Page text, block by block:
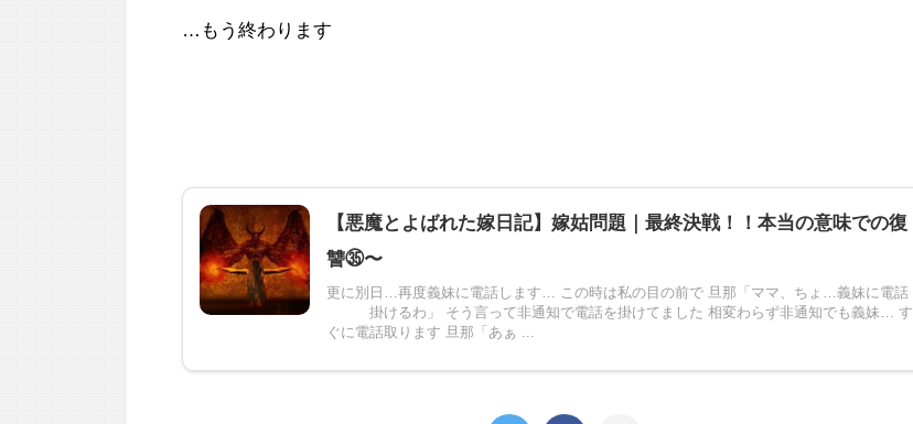
…もう終わります
【悪魔とよばれた嫁日記】嫁姑問題｜最終決戦！！本当の意味での復
讐㉟〜
更に別日…再度義妹に電話します… この時は私の目の前で 旦那「ママ、ちょ…義妹に電話
掛けるわ」 そう言って非通知で電話を掛けてました 相変わらず非通知でも義妹… す
ぐに電話取ります 旦那「あぁ ...